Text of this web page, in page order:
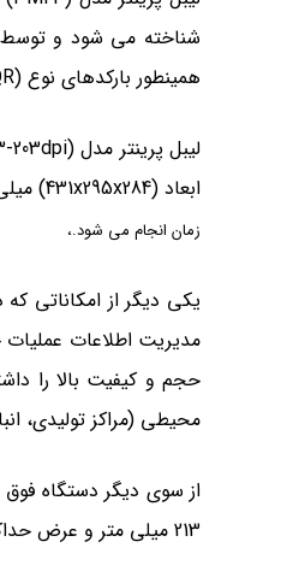
شناخته می شود و توسط
همینطور بارکدهای نوع (
ابعاد (431x295x284) میلی متر و با وزنی حدود 15.8 کیلوگرم بوده که بسیار مناسب کاربری با مصارف چاپی متوسط به بالاست
زمان انجام می شود.،
محیطی (مراکز تولیدی،
از سوی دیگر دستگاه فوق
213 میلی متر و عرض حداکثر 114 میلیمتر، مجهز به کاربری و سنسورهای حرارت، سنسور کاغذ قابل تنظیم و همچنین سنسور ریبون می باشد.